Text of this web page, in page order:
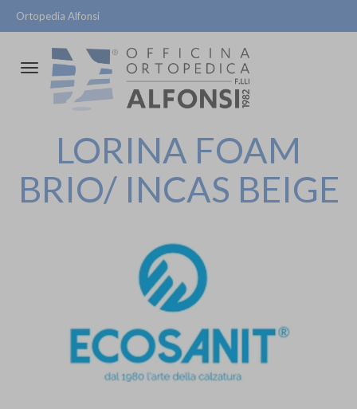
Ortopedia Alfonsi
Attiva/disattiva
navigazione
LORINA FOAM
BRIO/ INCAS BEIGE